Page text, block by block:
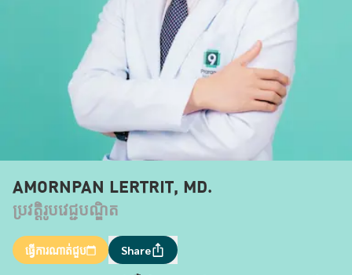
AMORNPAN LERTRIT, MD.
ប្រវត្តិរូបវេជ្ជបណ្ឌិត
ធ្វើការណាត់ជួប Share